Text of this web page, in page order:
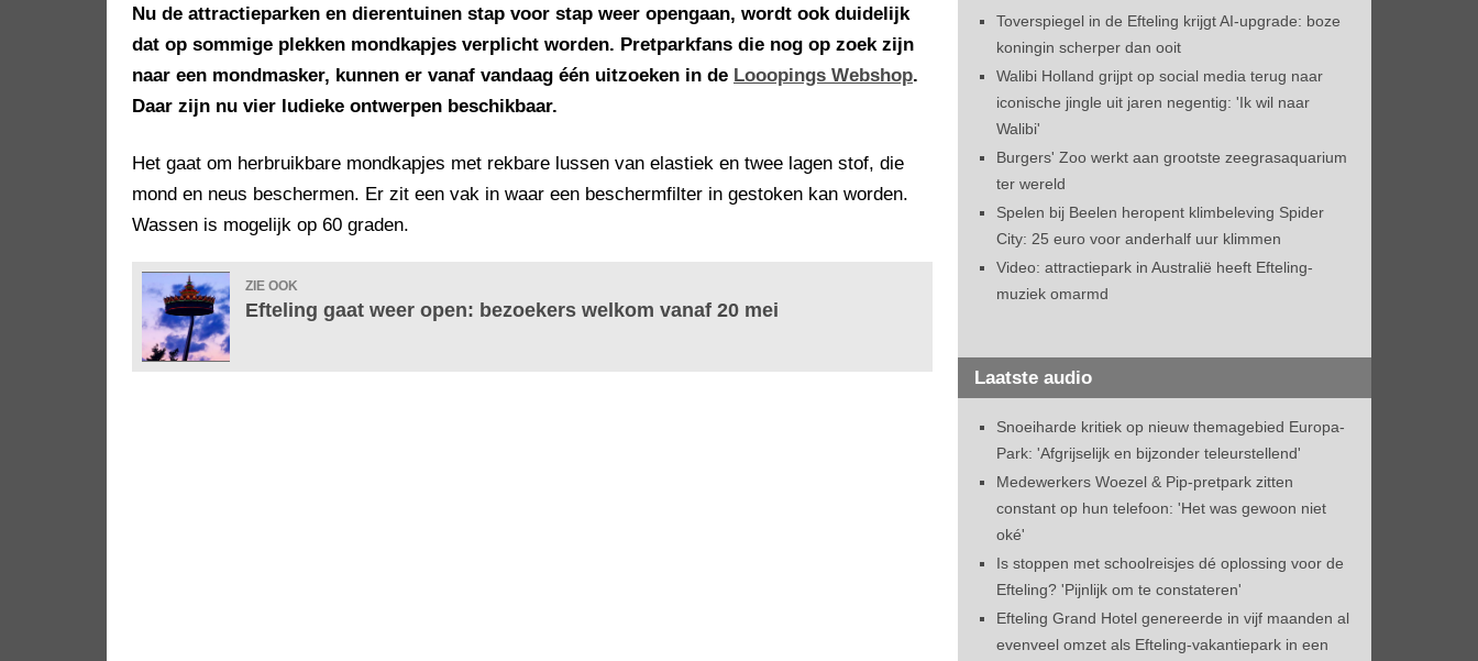
Nu de attractieparken en dierentuinen stap voor stap weer opengaan, wordt ook duidelijk
dat op sommige plekken mondkapjes verplicht worden. Pretparkfans die nog op zoek zijn
naar een mondmasker, kunnen er vanaf vandaag één uitzoeken in de Looopings Webshop.
Daar zijn nu vier ludieke ontwerpen beschikbaar.
Het gaat om herbruikbare mondkapjes met rekbare lussen van elastiek en twee lagen stof, die
mond en neus beschermen. Er zit een vak in waar een beschermfilter in gestoken kan worden.
Wassen is mogelijk op 60 graden.
ZIE OOK
Efteling gaat weer open: bezoekers welkom vanaf 20 mei
Toverspiegel in de Efteling krijgt AI-upgrade: boze
koningin scherper dan ooit
Walibi Holland grijpt op social media terug naar
iconische jingle uit jaren negentig: 'Ik wil naar
Walibi'
Burgers' Zoo werkt aan grootste zeegrasaquarium
ter wereld
Spelen bij Beelen heropent klimbeleving Spider
City: 25 euro voor anderhalf uur klimmen
Video: attractiepark in Australië heeft Efteling-
muziek omarmd
Laatste audio
Snoeiharde kritiek op nieuw themagebied Europa-
Park: 'Afgrijselijk en bijzonder teleurstellend'
Medewerkers Woezel & Pip-pretpark zitten
constant op hun telefoon: 'Het was gewoon niet
oké'
Is stoppen met schoolreisjes dé oplossing voor de
Efteling? 'Pijnlijk om te constateren'
Efteling Grand Hotel genereerde in vijf maanden al
evenveel omzet als Efteling-vakantiepark in een